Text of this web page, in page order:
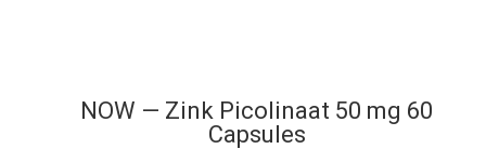
NOW — Zink Picolinaat 50 mg 60
Capsules